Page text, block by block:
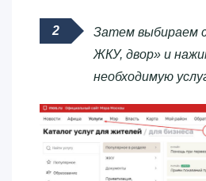
Затем выбираем
ЖКУ, двор» и
необходимую